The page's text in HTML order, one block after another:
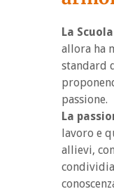
La
allora ha
standard
passione.
La
lavoro e
allievi,